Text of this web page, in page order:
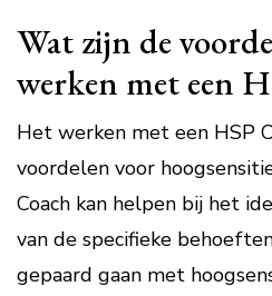
Wat zijn de
werken met een
Het werken met een HSP
voordelen voor
Coach kan helpen bij het
van de specifieke
gepaard gaan met